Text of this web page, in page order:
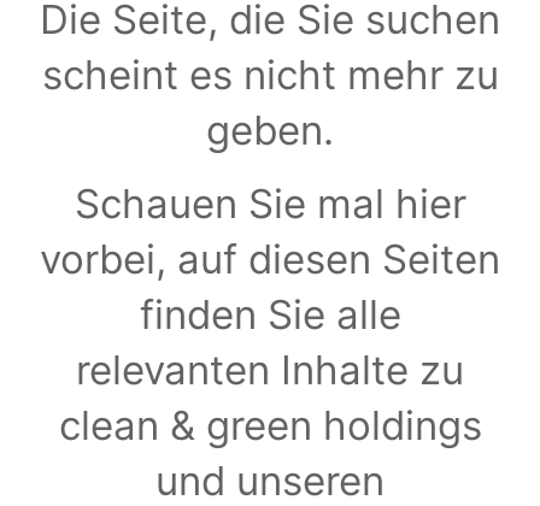
Die Seite, die Sie suchen
scheint es nicht mehr zu
geben.
Schauen Sie mal hier
vorbei, auf diesen Seiten
finden Sie alle
relevanten Inhalte zu
clean & green holdings
und unseren